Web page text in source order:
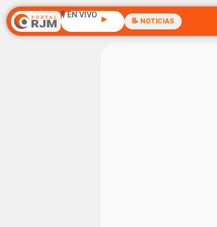
🎙️ EN VIVO ▶ 📝 NOTICIAS